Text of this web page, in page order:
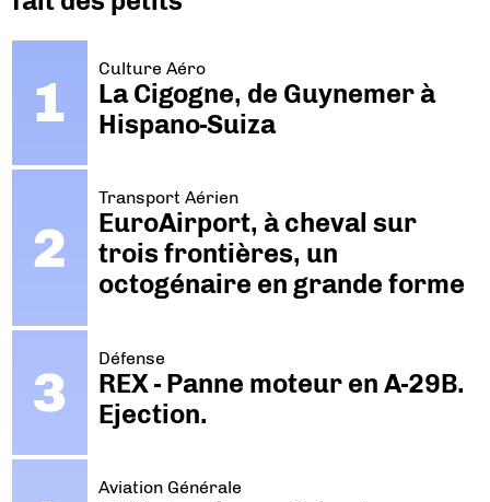
Culture Aéro
La Cigogne, de Guynemer à
Hispano-Suiza
Transport Aérien
EuroAirport, à cheval sur
trois frontières, un
octogénaire en grande forme
Défense
REX - Panne moteur en A-29B.
Ejection.
Aviation Générale